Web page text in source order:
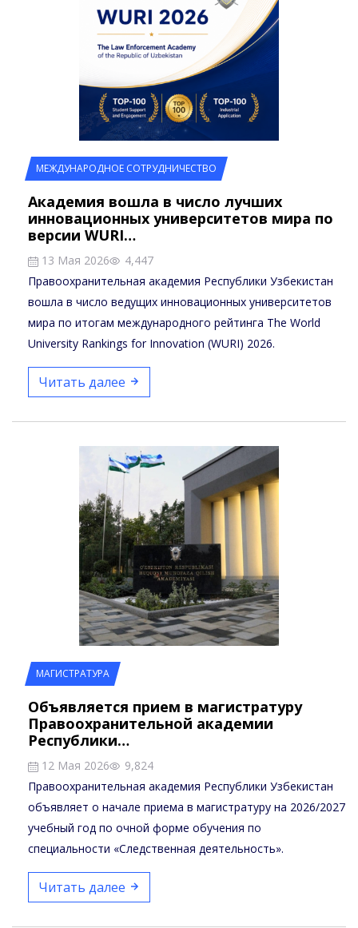
МЕЖДУНАРОДНОЕ СОТРУДНИЧЕСТВО
Академия вошла в число лучших
инновационных университетов мира по
версии WURI…
13 Мая 2026
4,447
Правоохранительная академия Республики Узбекистан
вошла в число ведущих инновационных университетов
мира по итогам международного рейтинга The World
University Rankings for Innovation (WURI) 2026.
Читать далее
МАГИСТРАТУРА
Объявляется прием в магистратуру
Правоохранительной академии
Республики…
12 Мая 2026
9,824
Правоохранительная академия Республики Узбекистан
объявляет о начале приема в магистратуру на 2026/2027
учебный год по очной форме обучения по
специальности «Следственная деятельность».
Читать далее